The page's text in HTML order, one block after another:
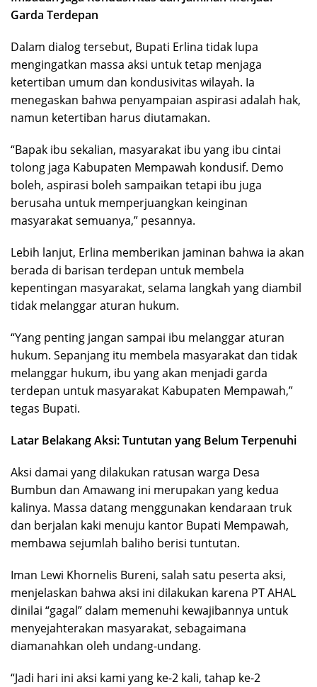
Garda Terdepan
Dalam dialog tersebut, Bupati Erlina tidak lupa
mengingatkan massa aksi untuk tetap menjaga
ketertiban umum dan kondusivitas wilayah. Ia
menegaskan bahwa penyampaian aspirasi adalah hak,
namun ketertiban harus diutamakan.
“Bapak ibu sekalian, masyarakat ibu yang ibu cintai
tolong jaga Kabupaten Mempawah kondusif. Demo
boleh, aspirasi boleh sampaikan tetapi ibu juga
berusaha untuk memperjuangkan keinginan
masyarakat semuanya,” pesannya.
Lebih lanjut, Erlina memberikan jaminan bahwa ia akan
berada di barisan terdepan untuk membela
kepentingan masyarakat, selama langkah yang diambil
tidak melanggar aturan hukum.
“Yang penting jangan sampai ibu melanggar aturan
hukum. Sepanjang itu membela masyarakat dan tidak
melanggar hukum, ibu yang akan menjadi garda
terdepan untuk masyarakat Kabupaten Mempawah,”
tegas Bupati.
Latar Belakang Aksi: Tuntutan yang Belum Terpenuhi
Aksi damai yang dilakukan ratusan warga Desa
Bumbun dan Amawang ini merupakan yang kedua
kalinya. Massa datang menggunakan kendaraan truk
dan berjalan kaki menuju kantor Bupati Mempawah,
membawa sejumlah baliho berisi tuntutan.
Iman Lewi Khornelis Bureni, salah satu peserta aksi,
menjelaskan bahwa aksi ini dilakukan karena PT AHAL
dinilai “gagal” dalam memenuhi kewajibannya untuk
menyejahterakan masyarakat, sebagaimana
diamanahkan oleh undang-undang.
“Jadi hari ini aksi kami yang ke-2 kali, tahap ke-2